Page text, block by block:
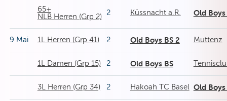
65+
NLB Herren (Grp 2)
2 Küssnacht a.R. Old Boys
9 Mai 1L Herren (Grp 41) 2 Old Boys BS 2 Muttenz
1L Damen (Grp 15) 2 Old Boys BS
3L Herren (Grp 34) 2 Hakoah TC Basel Old Boys